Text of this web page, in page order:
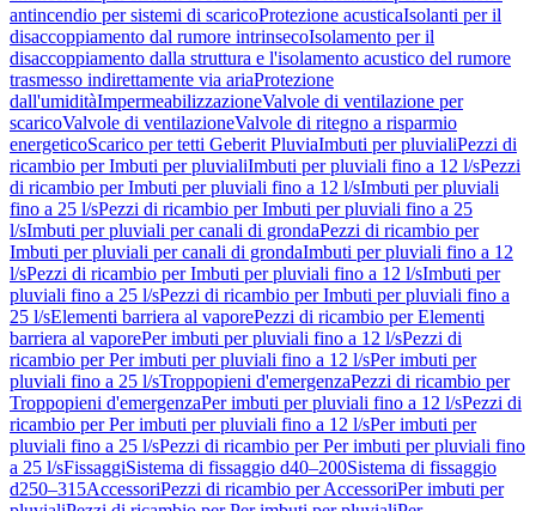
antincendio per sistemi di scaricoProtezione acusticaIsolanti per il
disaccoppiamento dal rumore intrinsecoIsolamento per il
disaccoppiamento dalla struttura e l'isolamento acustico del rumore
trasmesso indirettamente via ariaProtezione
dall'umiditàImpermeabilizzazioneValvole di ventilazione per
scaricoValvole di ventilazioneValvole di ritegno a risparmio
energeticoScarico per tetti Geberit PluviaImbuti per pluvialiPezzi di
ricambio per Imbuti per pluvialiImbuti per pluviali fino a 12 l/sPezzi
di ricambio per Imbuti per pluviali fino a 12 l/sImbuti per pluviali
fino a 25 l/sPezzi di ricambio per Imbuti per pluviali fino a 25
l/sImbuti per pluviali per canali di grondaPezzi di ricambio per
Imbuti per pluviali per canali di grondaImbuti per pluviali fino a 12
l/sPezzi di ricambio per Imbuti per pluviali fino a 12 l/sImbuti per
pluviali fino a 25 l/sPezzi di ricambio per Imbuti per pluviali fino a
25 l/sElementi barriera al vaporePezzi di ricambio per Elementi
barriera al vaporePer imbuti per pluviali fino a 12 l/sPezzi di
ricambio per Per imbuti per pluviali fino a 12 l/sPer imbuti per
pluviali fino a 25 l/sTroppopieni d'emergenzaPezzi di ricambio per
Troppopieni d'emergenzaPer imbuti per pluviali fino a 12 l/sPezzi di
ricambio per Per imbuti per pluviali fino a 12 l/sPer imbuti per
pluviali fino a 25 l/sPezzi di ricambio per Per imbuti per pluviali fino
a 25 l/sFissaggiSistema di fissaggio d40–200Sistema di fissaggio
d250–315AccessoriPezzi di ricambio per AccessoriPer imbuti per